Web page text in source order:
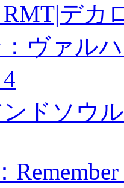
デカ
ヴァル
ドソウ